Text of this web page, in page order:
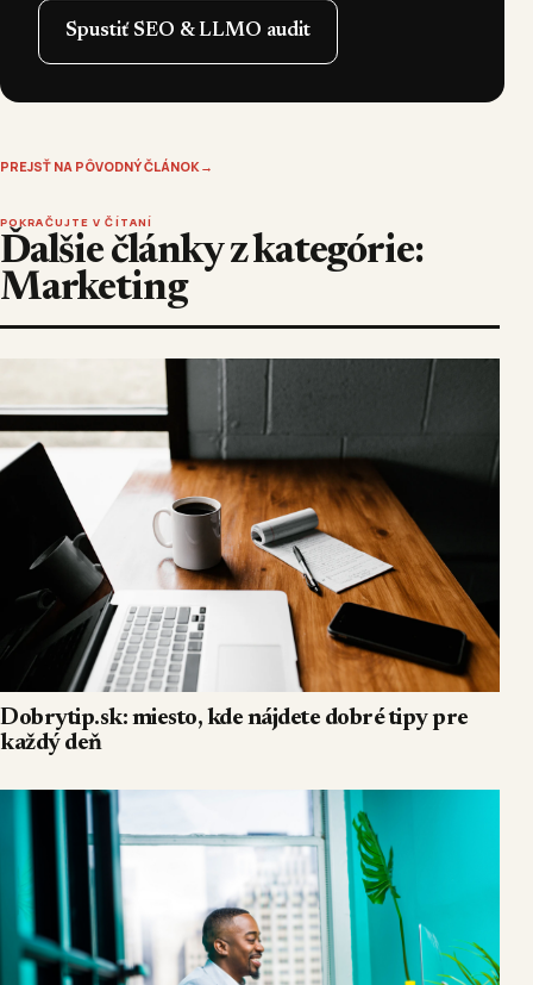
Spustiť SEO & LLMO audit
PREJSŤ NA PÔVODNÝ ČLÁNOK →
POKRAČUJTE V ČÍTANÍ
Ďalšie články z kategórie:
Marketing
Dobrytip.sk: miesto, kde nájdete dobré tipy pre
každý deň